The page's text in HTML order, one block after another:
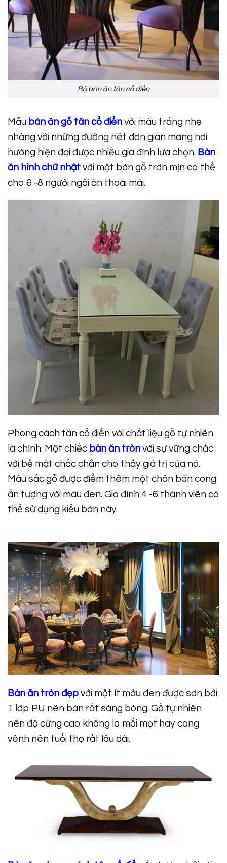
Bộ bàn ăn tân cổ điển
Mẫu bàn ăn gỗ tân cổ điển với màu trắng nhẹ
nhàng với những đường nét đơn giản mang hơi
hướng hiện đại được nhiều gia đình lựa chọn. Bàn
ăn hình chữ nhật với mặt bàn gỗ trơn mịn có thể
cho 6 -8 người ngồi ăn thoải mái.
Phong cách tân cổ điển với chất liệu gỗ tự nhiên
là chính. Một chiếc bàn ăn tròn với sự vững chắc
với bề mặt chắc chắn cho thấy giá trị của nó.
Màu sắc gỗ được điểm thêm một chân bàn cong
ấn tượng với màu đen. Gia đình 4 -6 thành viên có
thể sử dụng kiểu bàn này.
Bàn ăn tròn đẹp với một ít màu đen được sơn bởi
1 lớp PU nên bàn rất sáng bóng. Gỗ tự nhiên
nên độ cứng cao không lo mối mọt hay cong
vênh nên tuổi thọ rất lâu dài.